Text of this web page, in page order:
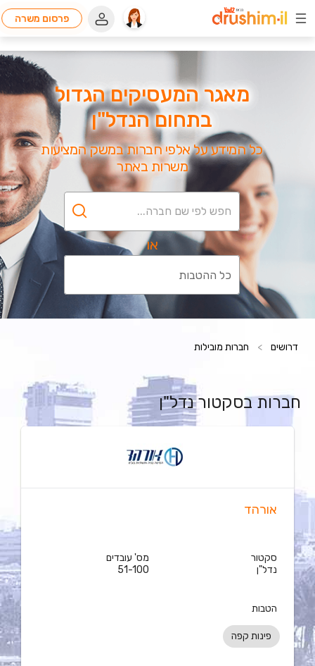
פרסום משרה
מאגר המעסיקים הגדול
בתחום הנדל"ן
כל המידע על אלפי חברות במשק המציעות
משרות באתר
או
כל ההטבות
דרושים > חברות מובילות
חברות בסקטור נדל"ן
אורהד
סקטור
נדל"ן
מס' עובדים
51-100
הטבות
פינות קפה